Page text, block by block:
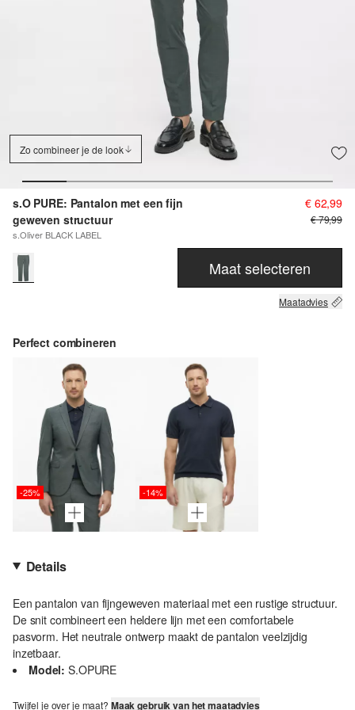
Zo combineer je de look
s.O PURE: Pantalon met een fijn
geweven structuur
s.Oliver BLACK LABEL
€ 62,99
€ 79,99
Maat selecteren
Maatadvies
Perfect combineren
-25% -14%
Details
Een pantalon van fijngeweven materiaal met een rustige structuur.
De snit combineert een heldere lijn met een comfortabele
pasvorm. Het neutrale ontwerp maakt de pantalon veelzijdig
inzetbaar.
Model: S.OPURE
Twijfel je over je maat? Maak gebruik van het maatadvies